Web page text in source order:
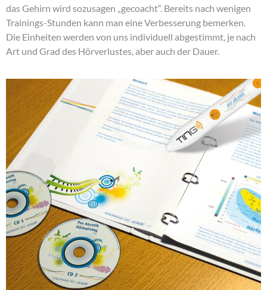
das Gehirn wird sozusagen „gecoacht“. Bereits nach wenigen
Trainings-Stunden kann man eine Verbesserung bemerken.
Die Einheiten werden von uns individuell abgestimmt, je nach
Art und Grad des Hörverlustes, aber auch der Dauer.